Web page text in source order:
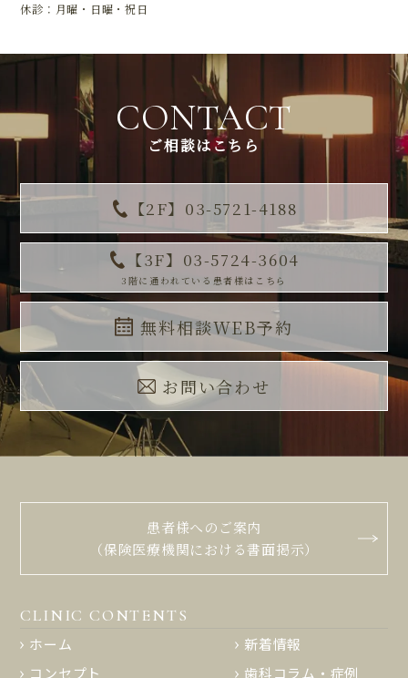
休診：月曜・日曜・祝日
CONTACT
ご相談はこちら
【2F】03-5721-4188
【3F】03-5724-3604
3階に通われている患者様はこちら
無料相談WEB予約
お問い合わせ
患者様へのご案内
（保険医療機関における書面掲示）
CLINIC CONTENTS
ホーム
コンセプト
新着情報
歯科コラム・症例